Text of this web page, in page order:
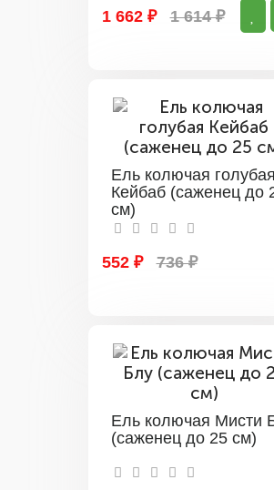
1 662 ₽ 1 614 ₽
Ель колючая голубая
Кейбаб (саженец до
см)
552 ₽ 736 ₽
Ель колючая Мисти
(саженец до 25 см)